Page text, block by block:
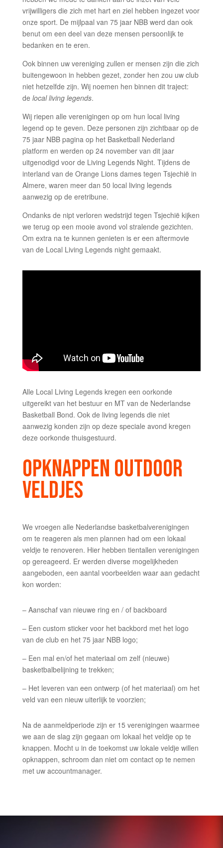
vrijwilligers die zich met hart en ziel hebben ingezet voor
onze sport. De mijlpaal van 75 jaar NBB werd dan ook
benut om een deel van deze mensen persoonlijk te
bedanken en te eren.
Ook binnen uw vereniging zullen er mensen zijn die zich
buitengewoon in hebben gezet, zonder hen zou uw club
niet hetzelfde zijn. Wij noemen hen binnen dit traject:
de local living legends.
Wij riepen alle verenigingen op om hun local living
legend op te geven. Deze personen zijn zichtbaar op de
75 jaar NBB pagina op het Basketball Nederland
platform en werden op 24 november van dit jaar
uitgenodigd voor de Living Legends Night. Tijdens de
interland van de Orange Lions dames tegen Tsjechië in
Almere, waren meer dan 50 local living legends
aanwezig op de eretribune.
Ondanks de nipt verloren wedstrijd tegen Tsjechië kijken
we terug op een mooie avond vol stralende gezichten.
Om extra na te kunnen genieten is er een aftermovie
van de Local Living Legends night gemaakt.
Alle Local Living Legends kregen een oorkonde
uitgereikt van het bestuur en MT van de Nederlandse
Basketball Bond. Ook de living legends die niet
aanwezig konden zijn op deze speciale avond kregen
deze oorkonde thuisgestuurd.
OPKNAPPEN OUTDOOR
VELDJES
We vroegen alle Nederlandse basketbalverenigingen
om te reageren als men plannen had om een lokaal
veldje te renoveren. Hier hebben tientallen verenigingen
op gereageerd. Er werden diverse mogelijkheden
aangeboden, een aantal voorbeelden waar aan gedacht
kon worden:
– Aanschaf van nieuwe ring en / of backboard
– Een custom sticker voor het backbord met het logo
van de club en het 75 jaar NBB logo;
– Een mal en/of het materiaal om zelf (nieuwe)
basketbalbelijning te trekken;
– Het leveren van een ontwerp (of het materiaal) om het
veld van een nieuw uiterlijk te voorzien;
Na de aanmeldperiode zijn er 15 verenigingen waarmee
we aan de slag zijn gegaan om lokaal het veldje op te
knappen. Mocht u in de toekomst uw lokale veldje willen
opknappen, schroom dan niet om contact op te nemen
met uw accountmanager.